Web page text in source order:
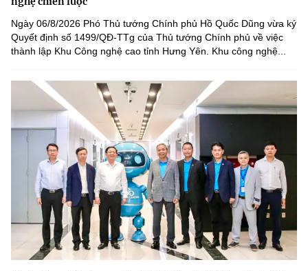
Ngày 06/8/2026 Phó Thủ tướng Chính phủ Hồ Quốc Dũng vừa ký
Quyết định số 1499/QĐ-TTg của Thủ tướng Chính phủ về việc
thành lập Khu Công nghệ cao tỉnh Hưng Yên. Khu công nghệ...